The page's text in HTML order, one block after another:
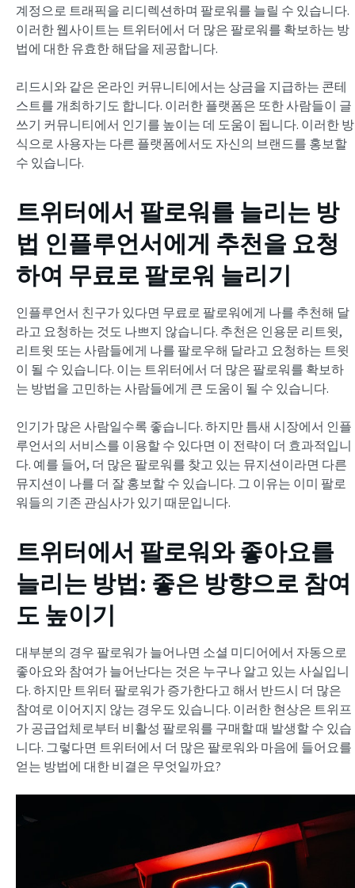
계정으로 트래픽을 리디렉션하며 팔로워를 늘릴 수 있습니다.
이러한 웹사이트는 트위터에서 더 많은 팔로워를 확보하는 방
법에 대한 유효한 해답을 제공합니다.
리드시와 같은 온라인 커뮤니티에서는 상금을 지급하는 콘테
스트를 개최하기도 합니다. 이러한 플랫폼은 또한 사람들이 글
쓰기 커뮤니티에서 인기를 높이는 데 도움이 됩니다. 이러한 방
식으로 사용자는 다른 플랫폼에서도 자신의 브랜드를 홍보할
수 있습니다.
트위터에서 팔로워를 늘리는 방
법 인플루언서에게 추천을 요청
하여 무료로 팔로워 늘리기
인플루언서 친구가 있다면 무료로 팔로워에게 나를 추천해 달
라고 요청하는 것도 나쁘지 않습니다. 추천은 인용문 리트윗,
리트윗 또는 사람들에게 나를 팔로우해 달라고 요청하는 트윗
이 될 수 있습니다. 이는 트위터에서 더 많은 팔로워를 확보하
는 방법을 고민하는 사람들에게 큰 도움이 될 수 있습니다.
인기가 많은 사람일수록 좋습니다. 하지만 틈새 시장에서 인플
루언서의 서비스를 이용할 수 있다면 이 전략이 더 효과적입니
다. 예를 들어, 더 많은 팔로워를 찾고 있는 뮤지션이라면 다른
뮤지션이 나를 더 잘 홍보할 수 있습니다. 그 이유는 이미 팔로
워들의 기존 관심사가 있기 때문입니다.
트위터에서 팔로워와 좋아요를
늘리는 방법: 좋은 방향으로 참여
도 높이기
대부분의 경우 팔로워가 늘어나면 소셜 미디어에서 자동으로
좋아요와 참여가 늘어난다는 것은 누구나 알고 있는 사실입니
다. 하지만 트위터 팔로워가 증가한다고 해서 반드시 더 많은
참여로 이어지지 않는 경우도 있습니다. 이러한 현상은 트위프
가 공급업체로부터 비활성 팔로워를 구매할 때 발생할 수 있습
니다. 그렇다면 트위터에서 더 많은 팔로워와 마음에 들어요를
얻는 방법에 대한 비결은 무엇일까요?